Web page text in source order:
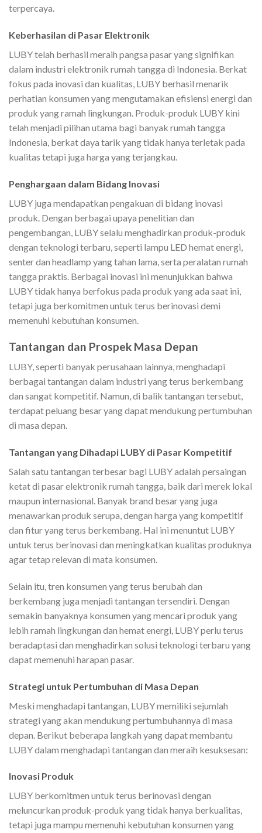
terpercaya.
Keberhasilan di Pasar Elektronik
LUBY telah berhasil meraih pangsa pasar yang signifikan
dalam industri elektronik rumah tangga di Indonesia. Berkat
fokus pada inovasi dan kualitas, LUBY berhasil menarik
perhatian konsumen yang mengutamakan efisiensi energi dan
produk yang ramah lingkungan. Produk-produk LUBY kini
telah menjadi pilihan utama bagi banyak rumah tangga
Indonesia, berkat daya tarik yang tidak hanya terletak pada
kualitas tetapi juga harga yang terjangkau.
Penghargaan dalam Bidang Inovasi
LUBY juga mendapatkan pengakuan di bidang inovasi
produk. Dengan berbagai upaya penelitian dan
pengembangan, LUBY selalu menghadirkan produk-produk
dengan teknologi terbaru, seperti lampu LED hemat energi,
senter dan headlamp yang tahan lama, serta peralatan rumah
tangga praktis. Berbagai inovasi ini menunjukkan bahwa
LUBY tidak hanya berfokus pada produk yang ada saat ini,
tetapi juga berkomitmen untuk terus berinovasi demi
memenuhi kebutuhan konsumen.
Tantangan dan Prospek Masa Depan
LUBY, seperti banyak perusahaan lainnya, menghadapi
berbagai tantangan dalam industri yang terus berkembang
dan sangat kompetitif. Namun, di balik tantangan tersebut,
terdapat peluang besar yang dapat mendukung pertumbuhan
di masa depan.
Tantangan yang Dihadapi LUBY di Pasar Kompetitif
Salah satu tantangan terbesar bagi LUBY adalah persaingan
ketat di pasar elektronik rumah tangga, baik dari merek lokal
maupun internasional. Banyak brand besar yang juga
menawarkan produk serupa, dengan harga yang kompetitif
dan fitur yang terus berkembang. Hal ini menuntut LUBY
untuk terus berinovasi dan meningkatkan kualitas produknya
agar tetap relevan di mata konsumen.
Selain itu, tren konsumen yang terus berubah dan
berkembang juga menjadi tantangan tersendiri. Dengan
semakin banyaknya konsumen yang mencari produk yang
lebih ramah lingkungan dan hemat energi, LUBY perlu terus
beradaptasi dan menghadirkan solusi teknologi terbaru yang
dapat memenuhi harapan pasar.
Strategi untuk Pertumbuhan di Masa Depan
Meski menghadapi tantangan, LUBY memiliki sejumlah
strategi yang akan mendukung pertumbuhannya di masa
depan. Berikut beberapa langkah yang dapat membantu
LUBY dalam menghadapi tantangan dan meraih kesuksesan:
Inovasi Produk
LUBY berkomitmen untuk terus berinovasi dengan
meluncurkan produk-produk yang tidak hanya berkualitas,
tetapi juga mampu memenuhi kebutuhan konsumen yang